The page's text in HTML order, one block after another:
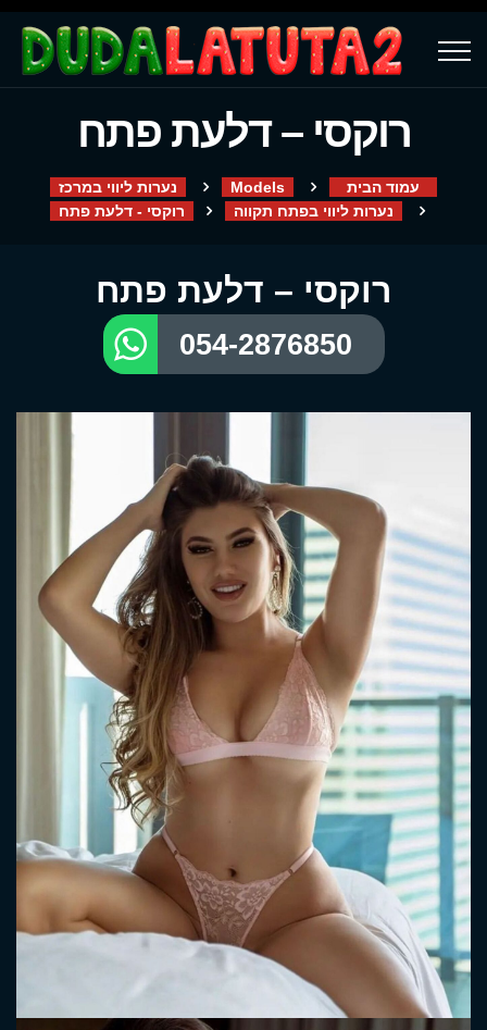
רוקסי – דלעת פתח
עמוד הבית Models
נערות ליווי במרכז
נערות ליווי בפתח תקווה
רוקסי - דלעת פתח
רוקסי – דלעת פתח
054-2876850